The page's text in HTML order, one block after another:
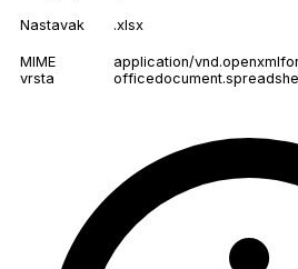
Nastavak .xlsx
MIME
vrsta
application/